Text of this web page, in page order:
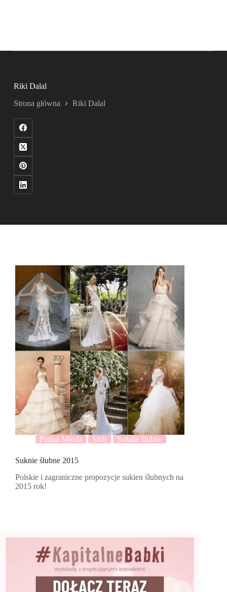
Riki Dalal
Strona główna Riki Dalal
Panna Młoda Ślub Suknie ślubne
Suknie ślubne 2015
Polskie i zagraniczne propozycje sukien ślubnych na
2015 rok!